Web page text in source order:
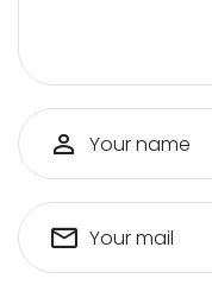
Your name
Your mail